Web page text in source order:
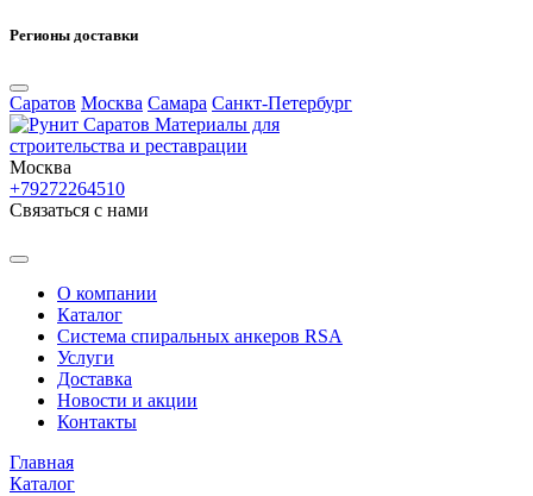
Регионы доставки
Саратов Москва Самара Санкт-Петербург
Материалы для
строительства и реставрации
Москва
+79272264510
Cвязаться с нами
О компании
Каталог
Система спиральных анкеров RSA
Услуги
Доставка
Новости и акции
Контакты
Главная
Каталог